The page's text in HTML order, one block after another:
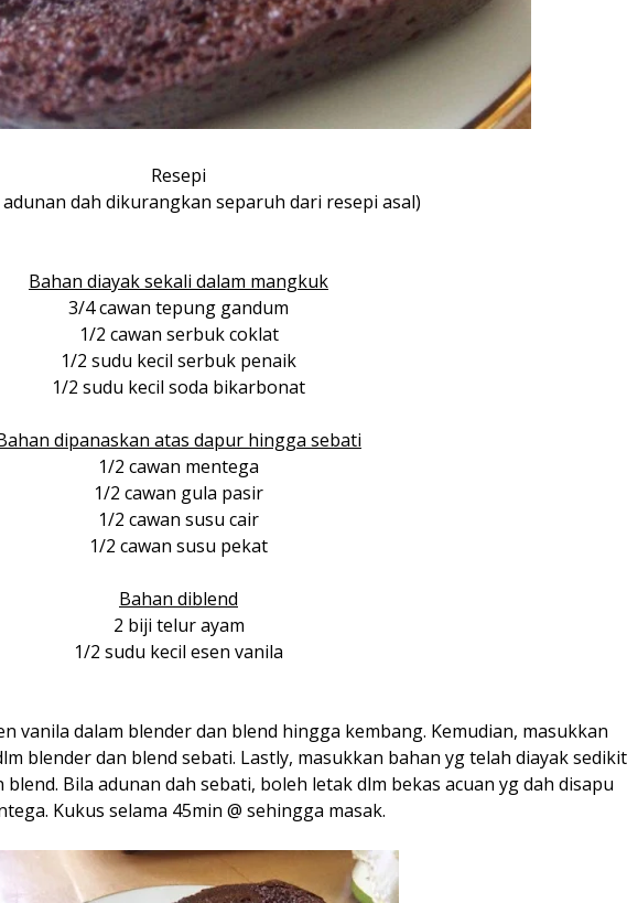
Resepi
adunan dah dikurangkan separuh dari resepi asal)
Bahan diayak sekali dalam mangkuk
3/4 cawan tepung gandum
1/2 cawan serbuk coklat
1/2 sudu kecil serbuk penaik
1/2 sudu kecil soda bikarbonat
dipanaskan atas dapur hingga sebati
1/2 cawan mentega
1/2 cawan gula pasir
1/2 cawan susu cair
1/2 cawan susu pekat
Bahan diblend
2 biji telur ayam
1/2 sudu kecil esen vanila
vanila dalam blender dan blend hingga kembang. Kemudian, masukkan
blender dan blend sebati. Lastly, masukkan bahan yg telah diayak sedikit
Bila adunan dah sebati, boleh letak dlm bekas acuan yg dah disapu
Kukus selama 45min @ sehingga masak.